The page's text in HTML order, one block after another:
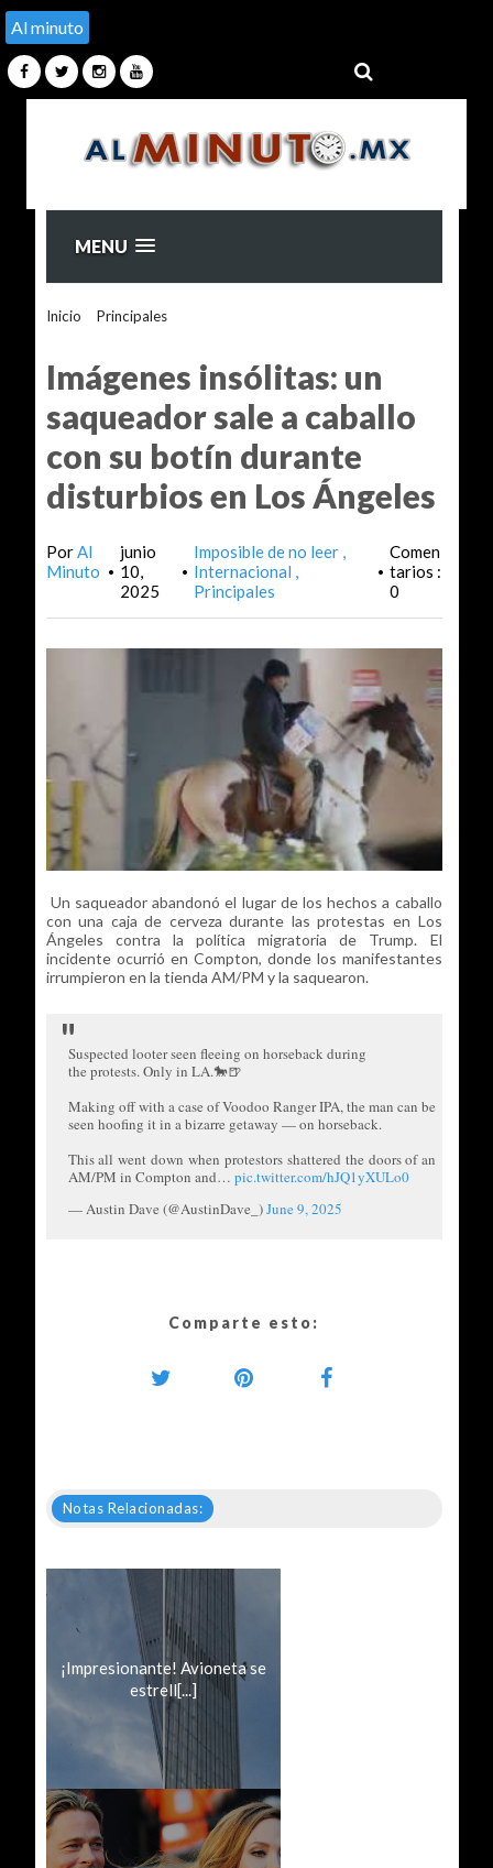
Al minuto
MENU
Inicio Principales>
Imágenes insólitas: un
saqueador sale a caballo
con su botín durante
disturbios en Los Ángeles
PorAl
Minuto
•
junio
10,
2025
•
Imposible de no leer
Internacional
Principales
•
Comen
tarios :
0
Un saqueador abandonó el lugar de los hechos a caballo
con una caja de cerveza durante las protestas en Los
Ángeles contra la política migratoria de Trump. El
incidente ocurrió en Compton, donde los manifestantes
irrumpieron en la tienda AM/PM y la saquearon.
Suspected looter seen fleeing on horseback during
the protests. Only in LA.🐎🍺
Making off with a case of Voodoo Ranger IPA, the man can be
seen hoofing it in a bizarre getaway — on horseback.
This all went down when protestors shattered the doors of an
AM/PM in Compton and… pic.twitter.com/hJQ1yXULo0
— Austin Dave (@AustinDave_)June 9, 2025
Comparte esto:
Notas Relacionadas:
¡Impresionante! Avioneta se
estrell[...]